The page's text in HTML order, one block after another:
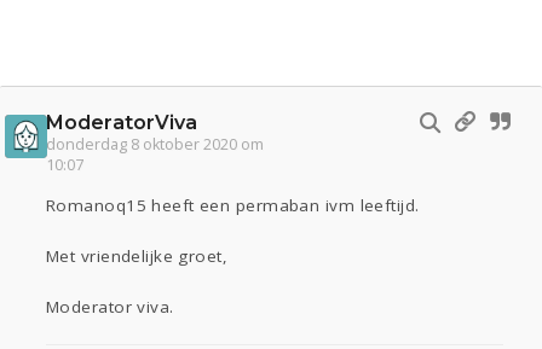
ModeratorViva
donderdag 8 oktober 2020 om
10:07
Romanoq15 heeft een permaban ivm leeftijd.
Met vriendelijke groet,
Moderator viva.